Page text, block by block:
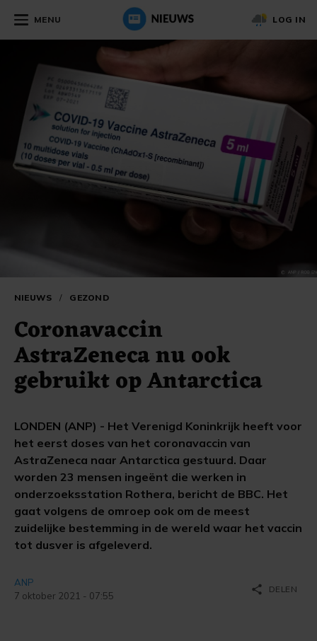
MENU LOG IN
NIEUWS / GEZOND
Coronavaccin
AstraZeneca nu ook
gebruikt op Antarctica
LONDEN (ANP) - Het Verenigd Koninkrijk heeft voor
het eerst doses van het coronavaccin van
AstraZeneca naar Antarctica gestuurd. Daar
worden 23 mensen ingeënt die werken in
onderzoeksstation Rothera, bericht de BBC. Het
gaat volgens de omroep ook om de meest
zuidelijke bestemming in de wereld waar het vaccin
tot dusver is afgeleverd.
ANP
7 oktober 2021 - 07:55
share DELEN